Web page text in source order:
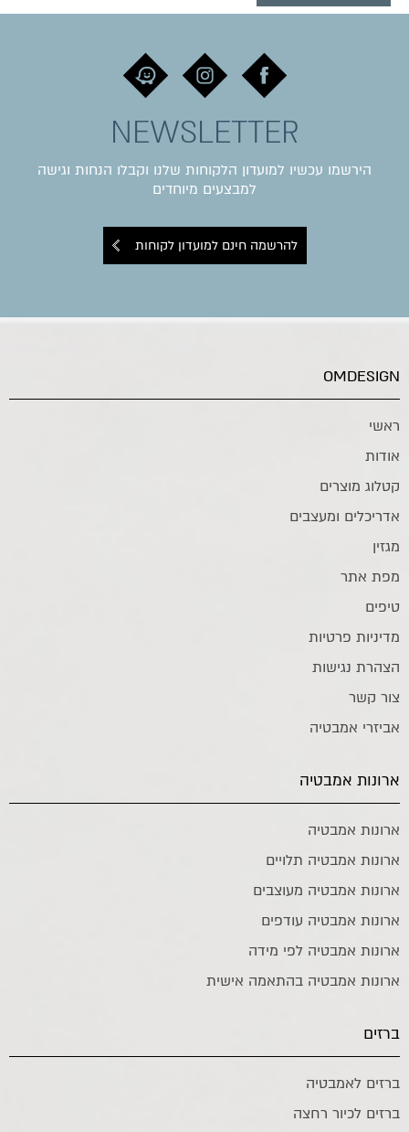
NEWSLETTER
הירשמו עכשיו למועדון הלקוחות שלנו וקבלו הנחות וגישה
למבצעים מיוחדים
להרשמה חינם למועדון לקוחות
OMDESIGN
ראשי
אודות
קטלוג מוצרים
אדריכלים ומעצבים
מגזין
מפת אתר
טיפים
מדיניות פרטיות
הצהרת נגישות
צור קשר
אביזרי אמבטיה
ארונות אמבטיה
ארונות אמבטיה
ארונות אמבטיה תלויים
ארונות אמבטיה מעוצבים
ארונות אמבטיה עודפים
ארונות אמבטיה לפי מידה
ארונות אמבטיה בהתאמה אישית
ברזים
ברזים לאמבטיה
ברזים לכיור רחצה